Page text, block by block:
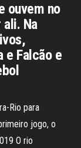
ouvem no
ali. Na
e Falcão e
Rio para
jogo, o
O rio